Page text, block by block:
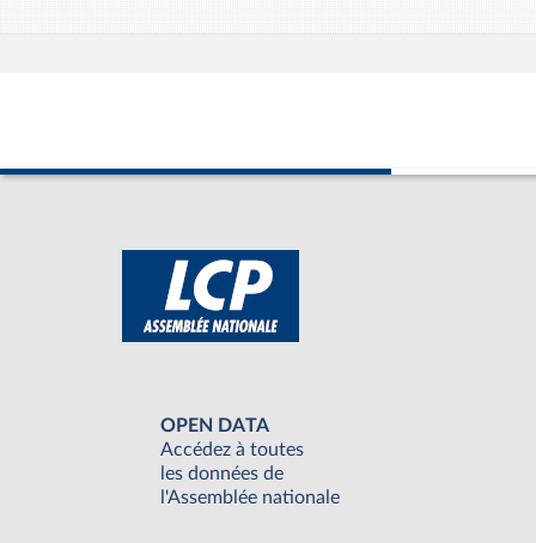
OPEN DATA
Accédez à toutes
les données de
l'Assemblée nationale